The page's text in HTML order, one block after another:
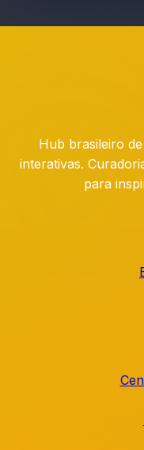
Hub brasileiro
interativas.
para